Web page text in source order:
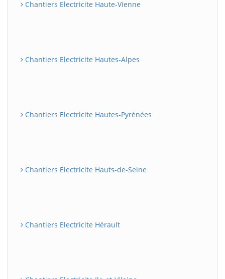
Chantiers Electricite Haute-Vienne
Chantiers Electricite Hautes-Alpes
Chantiers Electricite Hautes-Pyrénées
Chantiers Electricite Hauts-de-Seine
Chantiers Electricite Hérault